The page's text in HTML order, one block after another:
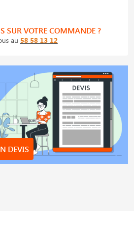
SUR VOTRE COMMANDE ?
au 58 58 13 12
DEVIS